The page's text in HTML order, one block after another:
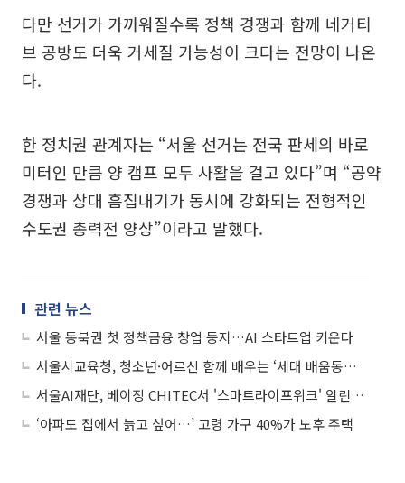
다만 선거가 가까워질수록 정책 경쟁과 함께 네거티
브 공방도 더욱 거세질 가능성이 크다는 전망이 나온
다.
한 정치권 관계자는 “서울 선거는 전국 판세의 바로
미터인 만큼 양 캠프 모두 사활을 걸고 있다”며 “공약
경쟁과 상대 흠집내기가 동시에 강화되는 전형적인
수도권 총력전 양상”이라고 말했다.
관련 뉴스
서울 동북권 첫 정책금융 창업 둥지…AI 스타트업 키운다
서울시교육청, 청소년·어르신 함께 배우는 ‘세대 배움동행’ 운영
서울AI재단, 베이징 CHITEC서 '스마트라이프위크' 알린다… 글로벌 네트워크 확대
‘아파도 집에서 늙고 싶어…’ 고령 가구 40%가 노후 주택